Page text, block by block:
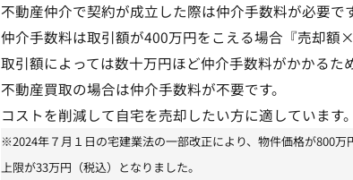
不動産仲介で契約が成立した際は仲介手数料が必要です
仲介手数料は取引額が400万円をこえる場合『売却額
取引額によっては数十万円ほど仲介手数料がかかるた
不動産買取の場合は仲介手数料が不要です。
コストを削減して自宅を売却したい方に適しています。
※2024年７月１日の宅建業法の一部改正により、物件価格が800
上限が33万円（税込）となりました。